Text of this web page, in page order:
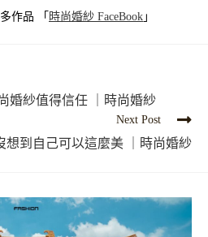
作品 「 時尚婚紗 FaceBook 」
婚紗值得信任 ｜時尚婚紗
Next Post
想到自己可以這麼美 ｜時尚婚紗